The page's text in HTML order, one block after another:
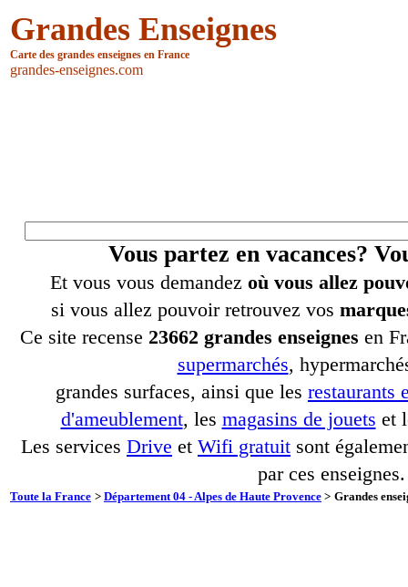
Grandes Enseignes
Carte des grandes enseignes en France
grandes-enseignes.com
Vous partez en vacances?
Et vous vous demandez où vous allez
si vous allez pouvoir retrouvez vos
Ce site recense 23662 grandes enseignes en
supermarchés,
grandes surfaces, ainsi que les restaurants
d'ameublement, les magasins de jouets et
Les services Drive et Wifi gratuit sont
par ces enseignes.
Toute la France > Département 04 - Alpes de Haute Provence > Grandes